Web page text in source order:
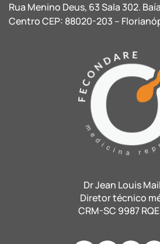
Rua Menino Deus, 63 Sala 302.
Centro CEP: 88020-203 –
Dr Jean Louis
Diretor técnico
CRM-SC 9987